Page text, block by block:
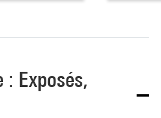
: Exposés,